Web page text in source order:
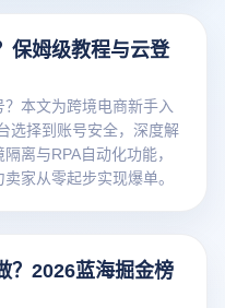
保姆级教程与云登
本文为跨境电商新手入
选择到账号安全，深度解
离与RPA自动化功能，
家从零起步实现爆单。
？2026蓝海掘金榜